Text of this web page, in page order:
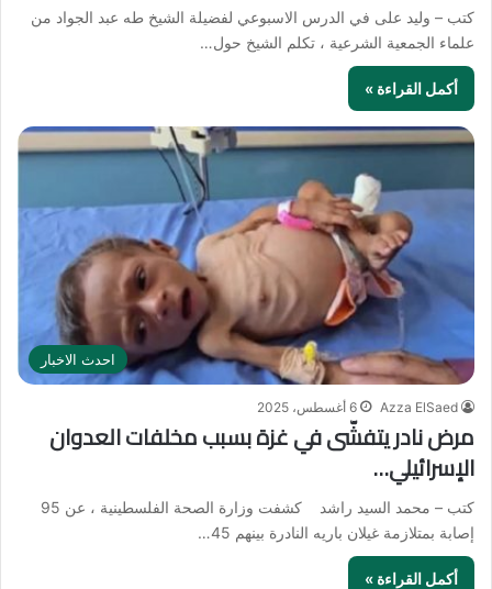
كتب – وليد على في الدرس الاسبوعي لفضيلة الشيخ طه عبد الجواد من
علماء الجمعية الشرعية ، تكلم الشيخ حول…
أكمل القراءة »
احدث الاخبار
Azza ElSaed 6 أغسطس، 2025
مرض نادر يتفشّى في غزة بسبب مخلفات العدوان
الإسرائيلي…
كتب – محمد السيد راشد كشفت وزارة الصحة الفلسطينية ، عن 95
إصابة بمتلازمة غيلان باريه النادرة بينهم 45…
أكمل القراءة »